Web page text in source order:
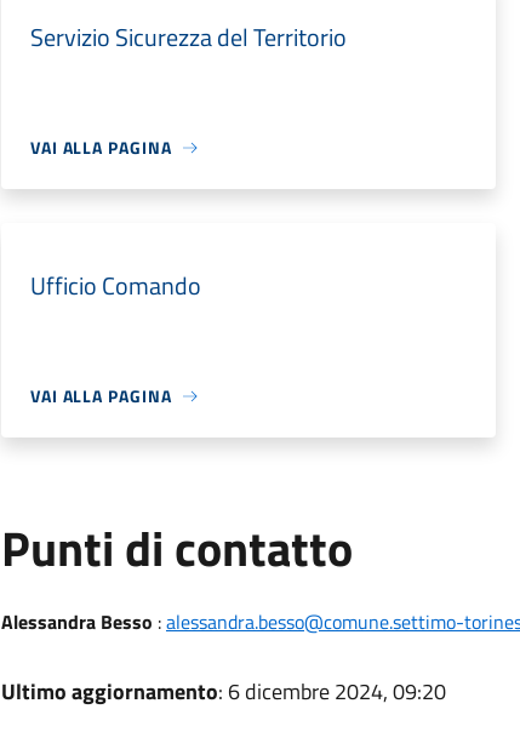
Servizio Sicurezza del Territorio
VAI ALLA PAGINA
Ufficio Comando
VAI ALLA PAGINA
Punti di contatto
Alessandra Besso :alessandra.besso@comune.settimo-
Ultimo aggiornamento: 6 dicembre 2024, 09:20